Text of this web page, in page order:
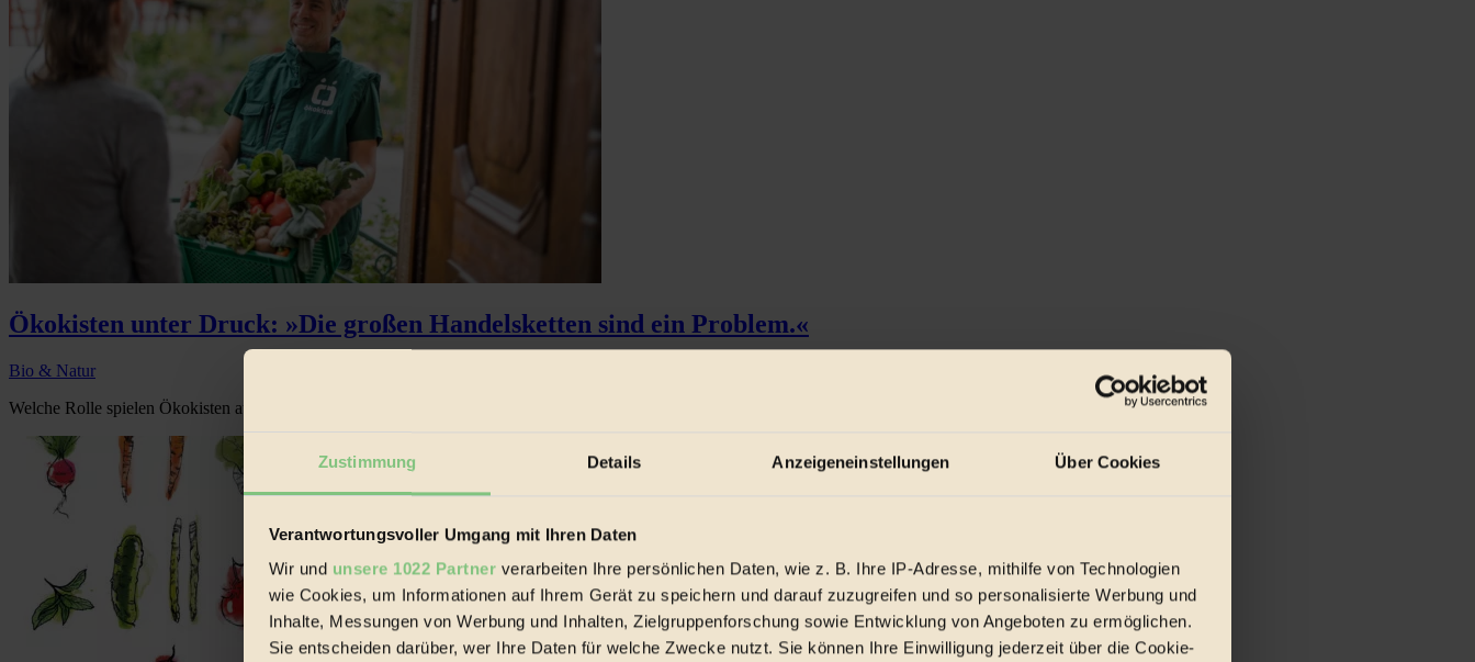
Zustimmung Details Anzeigeneinstellungen Über Cookies
Verantwortungsvoller Umgang mit Ihren Daten
Wir und unsere 1022 Partner verarbeiten Ihre persönlichen Daten, wie z. B. Ihre IP-Adresse, mithilfe von Technologien
wie Cookies, um Informationen auf Ihrem Gerät zu speichern und darauf zuzugreifen und so personalisierte Werbung und
Inhalte, Messungen von Werbung und Inhalten, Zielgruppenforschung sowie Entwicklung von Angeboten zu ermöglichen.
Sie entscheiden darüber, wer Ihre Daten für welche Zwecke nutzt. Sie können Ihre Einwilligung jederzeit über die Cookie-
Ökokisten unter Druck: »Die großen Handelsketten sind ein Problem.«
Bio & Natur
Welche Rolle spielen Ökokisten auf dem Biolebensmittelmarkt?...